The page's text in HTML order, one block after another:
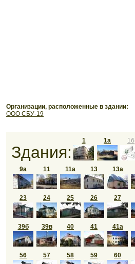
Организации, расположенные в здании:
ООО СБУ-19
Здания:
1 1а 1б
9а 11 11а 13 13а
23 24 25 26 27
39б 39в 40 41 41а
56 57 58 59 60